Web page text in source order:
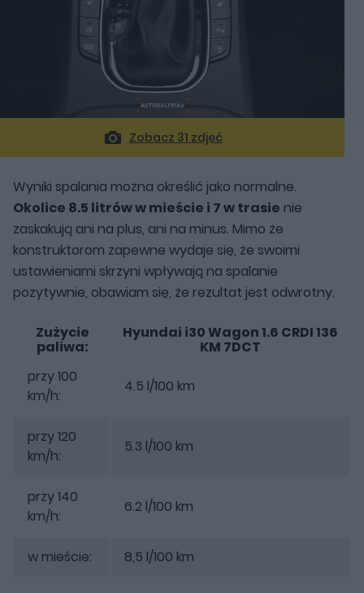
Zobacz 31 zdjęć
Wyniki spalania można określić jako normalne.
Okolice 8.5 litrów w mieście i 7 w trasie nie
zaskakują ani na plus, ani na minus. Mimo że
konstruktorom zapewne wydaje się, że swoimi
ustawieniami skrzyni wpływają na spalanie
pozytywnie, obawiam się, że rezultat jest odwrotny.
Zużycie
paliwa:
Hyundai i30 Wagon 1.6 CRDI 136
KM 7DCT
przy 100
km/h:
4.5 l/100 km
przy 120
km/h:
5.3 l/100 km
przy 140
km/h:
6.2 l/100 km
w mieście: 8,5 l/100 km